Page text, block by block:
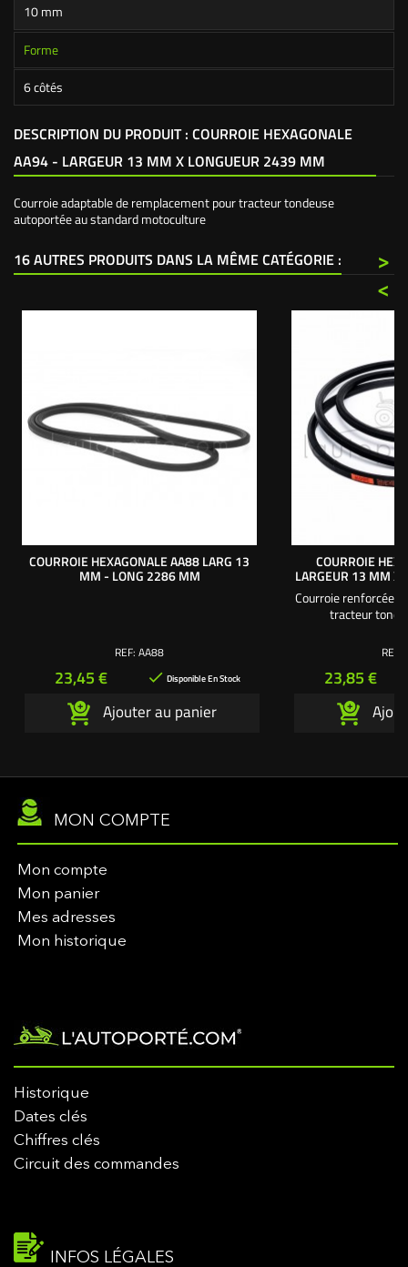
10 mm
Forme
6 côtés
DESCRIPTION DU PRODUIT : COURROIE HEXAGONALE
AA94 - LARGEUR 13 MM X LONGUEUR 2439 MM
Courroie adaptable de remplacement pour tracteur tondeuse
autoportée au standard motoculture
16 AUTRES PRODUITS DANS LA MÊME CATÉGORIE :
>
<
COURROIE HEXAGONALE AA88 LARG 13
MM - LONG 2286 MM
REF: AA88
Prix
23,45 €  Disponible En Stock
Ajouter au panier
COURROIE
LARGEUR 13 MM X
Courroie renforcée
tracteur
REF:
Prix
23,85 €
MON COMPTE
Mon compte
Mon panier
Mes adresses
Mon historique
Historique
Dates clés
Chiffres clés
Circuit des commandes
INFOS LÉGALES